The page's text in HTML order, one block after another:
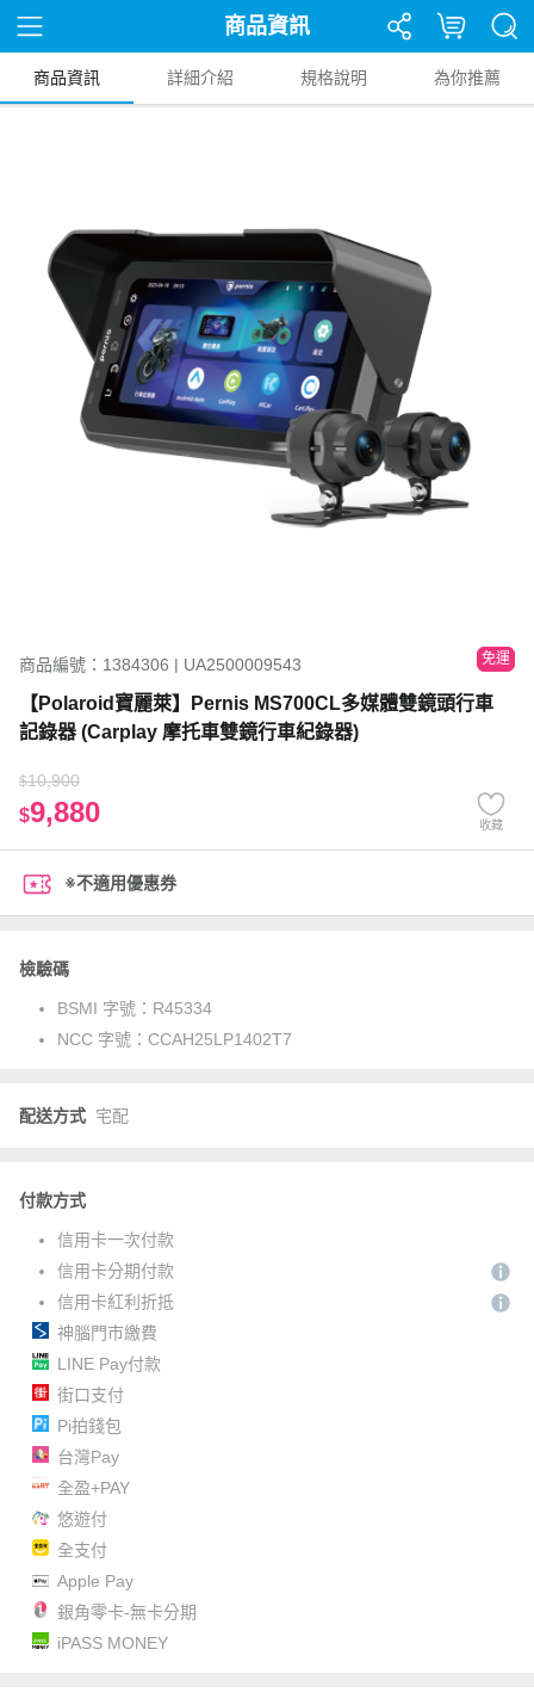
商品資訊
商品資訊 詳細介紹 規格說明 為你推薦
商品編號：1384306 | UA2500009543 免運
【Polaroid寶麗萊】Pernis MS700CL多媒體雙鏡頭行車
記錄器 (Carplay 摩托車雙鏡行車紀錄器)
$10,900
$9,880 收藏
※不適用優惠券
檢驗碼
BSMI 字號： R45334
NCC 字號： CCAH25LP1402T7
配送方式 宅配
付款方式
信用卡一次付款
信用卡分期付款
信用卡紅利折抵
神腦門市繳費
LINE Pay付款
街口支付
Pi拍錢包
台灣Pay
全盈+PAY
悠遊付
全支付
Apple Pay
銀角零卡-無卡分期
iPASS MONEY